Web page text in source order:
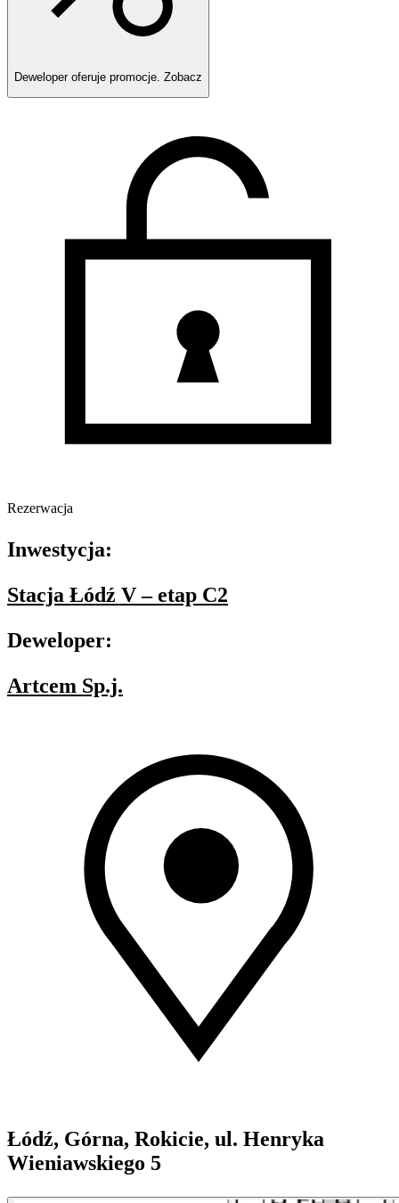
Deweloper oferuje promocje. Zobacz
Rezerwacja
Inwestycja:
Stacja Łódź V – etap C2
Deweloper:
Artcem Sp.j.
Łódź, Górna, Rokicie, ul. Henryka
Wieniawskiego 5